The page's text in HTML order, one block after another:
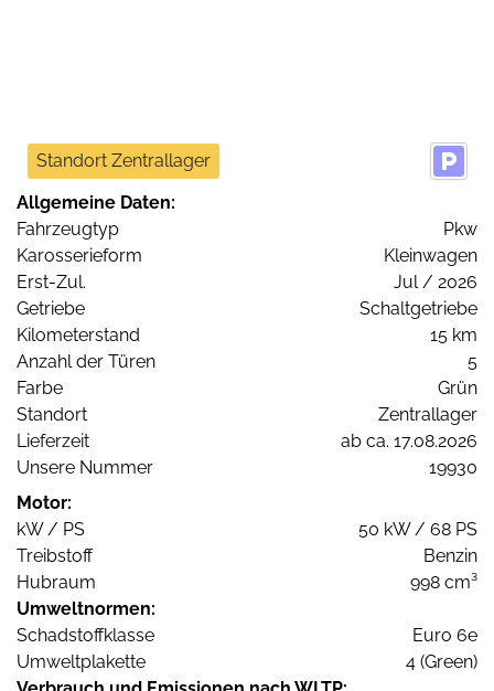
Standort Zentrallager
Allgemeine Daten:
Fahrzeugtyp
Pkw
Karosserieform
Kleinwagen
Erst-Zul.
Jul / 2026
Getriebe
Schaltgetriebe
Kilometerstand
15 km
Anzahl der Türen
5
Farbe
Grün
Standort
Zentrallager
Lieferzeit
ab ca. 17.08.2026
Unsere Nummer
19930
Motor:
kW / PS
50 kW / 68 PS
Treibstoff
Benzin
Hubraum
998 cm³
Umweltnormen:
Schadstoffklasse
Euro 6e
Umweltplakette
4 (Green)